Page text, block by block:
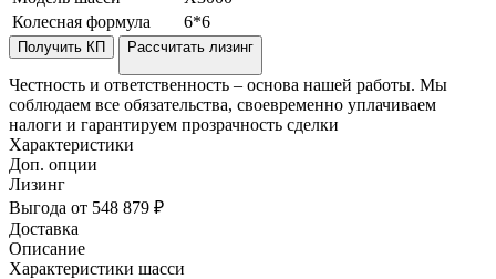
Колесная формула
6*6
Получить КП Рассчитать лизинг
Честность и ответственность – основа нашей работы. Мы
соблюдаем все обязательства, своевременно уплачиваем
налоги и гарантируем прозрачность сделки
Характеристики
Доп. опции
Лизинг
Выгода от 548 879 ₽
Доставка
Описание
Характеристики шасси